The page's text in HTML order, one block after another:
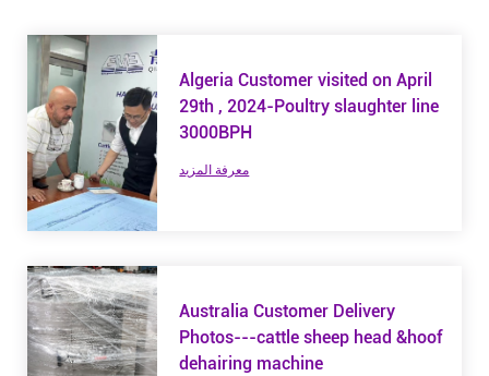
Algeria Customer visited on April
29th , 2024-Poultry slaughter line
3000BPH
معرفة المزيد
Australia Customer Delivery
Photos---cattle sheep head &hoof
dehairing machine